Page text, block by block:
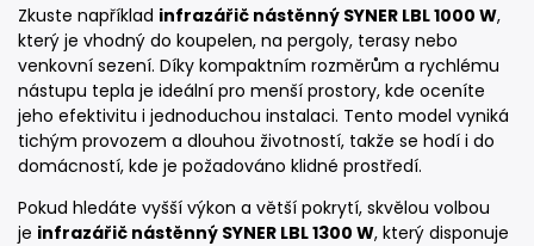
Zkuste například infrazářič nástěnný SYNER LBL 1000 W,
který je vhodný do koupelen, na pergoly, terasy nebo
venkovní sezení. Díky kompaktním rozměrům a rychlému
nástupu tepla je ideální pro menší prostory, kde oceníte
jeho efektivitu i jednoduchou instalaci. Tento model vyniká
tichým provozem a dlouhou životností, takže se hodí i do
domácností, kde je požadováno klidné prostředí.
Pokud hledáte vyšší výkon a větší pokrytí, skvělou volbou
je infrazářič nástěnný SYNER LBL 1300 W, který disponuje